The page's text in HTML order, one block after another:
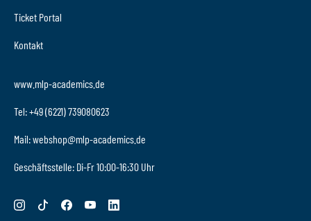
Ticket Portal
Kontakt
www.mlp-academics.de
Tel: +49 (6221) 739080623
Mail: webshop@mlp-academics.de
Geschäftsstelle: Di-Fr 10:00-16:30 Uhr